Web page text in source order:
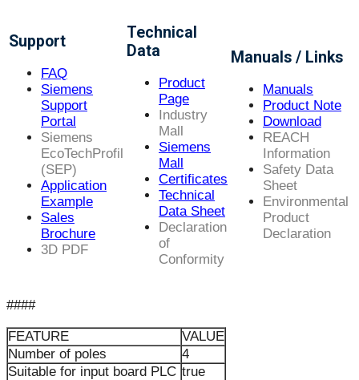
Support
FAQ
Siemens
Support
Portal
Siemens
EcoTechProfil
(SEP)
Application
Example
Sales
Brochure
3D PDF
Technical
Data
Product
Page
Industry
Mall
Siemens
Mall
Certificates
Technical
Data Sheet
Declaration
of
Conformity
Manuals / Links
Manuals
Product Note
Download
REACH
Information
Safety Data
Sheet
Environmental
Product
Declaration
####
FEATURE
VALUE
Number of poles
4
Suitable for input board PLC true